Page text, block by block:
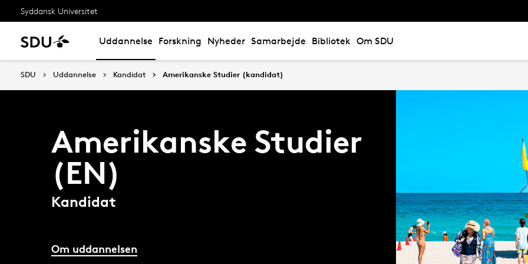
Syddansk Universitet
Uddannelse Forskning Nyheder Samarbejde Bibliotek Om SDU
SDU Uddannelse Kandidat Amerikanske Studier (kandidat)
Amerikanske Studier
(EN)
Kandidat
Om uddannelsen